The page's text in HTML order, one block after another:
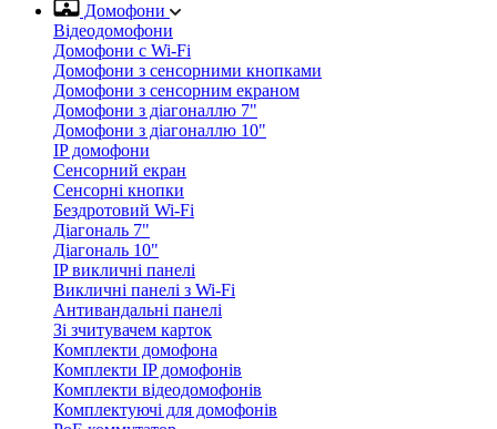
Домофони
Відеодомофони
Домофони с Wi-Fi
Домофони з сенсорними кнопками
Домофони з сенсорним екраном
Домофони з діагоналлю 7"
Домофони з діагоналлю 10"
IP домофони
Сенсорний екран
Сенсорні кнопки
Бездротовий Wi-Fi
Діагональ 7"
Діагональ 10"
IP викличні панелі
Викличні панелі з Wi-Fi
Антивандальні панелі
Зі зчитувачем карток
Комплекти домофона
Комплекти IP домофонів
Комплекти відеодомофонів
Комплектуючі для домофонів